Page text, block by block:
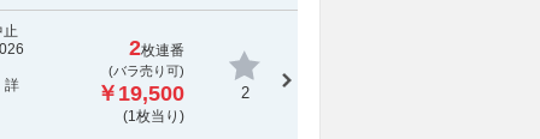
詳
2枚連番
(バラ売り可)
￥19,500
(1枚当り)
2